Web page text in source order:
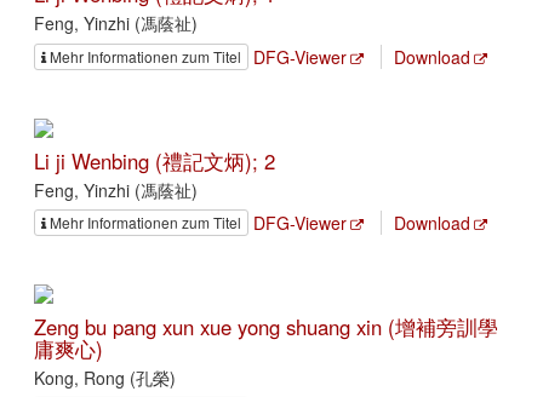
Feng, Yinzhi (馮蔭祉)
Mehr Informationen zum Titel DFG-Viewer Download
Li ji Wenbing (禮記文炳); 2
Feng, Yinzhi (馮蔭祉)
Mehr Informationen zum Titel DFG-Viewer Download
Zeng bu pang xun xue yong shuang xin (增補旁訓學
庸爽心)
Kong, Rong (孔榮)